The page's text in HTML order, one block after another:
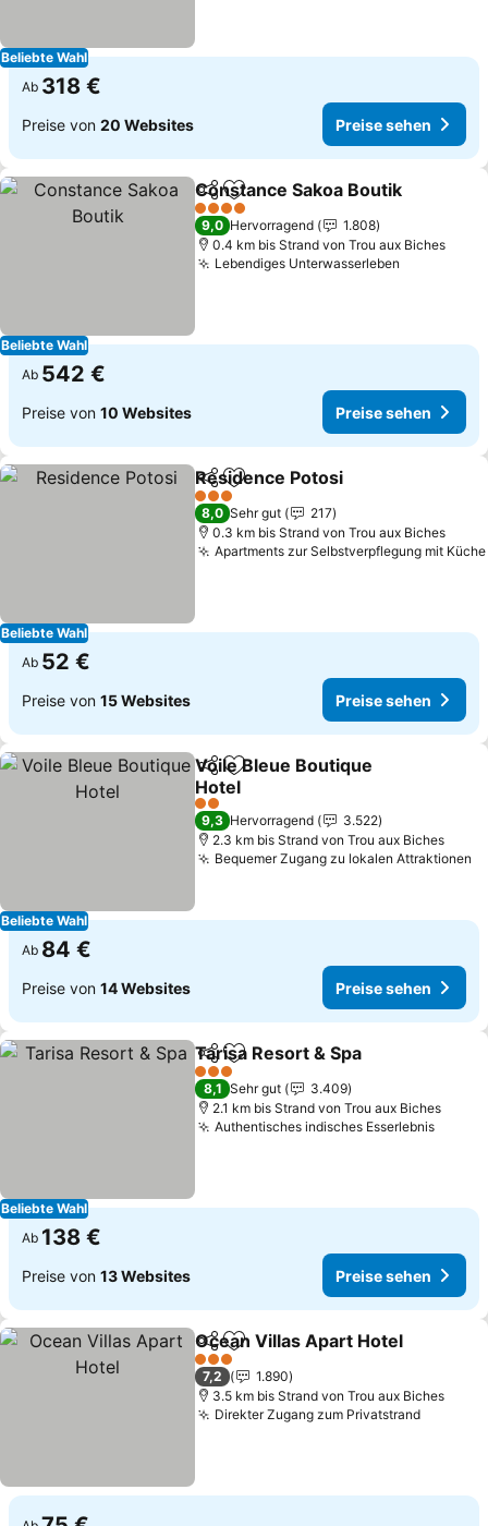
Beliebte Wahl
Ab 318 €
Preise von 20 Websites Preise sehen
Beliebte Wahl
TeilenZu Favoriten hinzufügen
Constance Sakoa Boutik
4 Sterne
9,0 Hervorragend
1.808
0.4 km bis Strand von Trou aux Biches
Lebendiges Unterwasserleben
Ab 542 €
Preise von 10 Websites Preise sehen
Beliebte Wahl
TeilenZu Favoriten hinzufügen
Residence Potosi
3 Sterne
8,0 Sehr gut
217
0.3 km bis Strand von Trou aux Biches
Apartments zur Selbstverpflegung mit Küche
Ab 52 €
Preise von 15 Websites Preise sehen
Beliebte Wahl
TeilenZu Favoriten hinzufügen
Voile Bleue Boutique
Hotel
2 Sterne
9,3 Hervorragend
3.522
2.3 km bis Strand von Trou aux Biches
Bequemer Zugang zu lokalen Attraktionen
Ab 84 €
Preise von 14 Websites Preise sehen
Beliebte Wahl
TeilenZu Favoriten hinzufügen
Tarisa Resort & Spa
3 Sterne
8,1 Sehr gut
3.409
2.1 km bis Strand von Trou aux Biches
Authentisches indisches Esserlebnis
Ab 138 €
Preise von 13 Websites Preise sehen
TeilenZu Favoriten hinzufügen
Ocean Villas Apart Hotel
3 Sterne
7,2
1.890
3.5 km bis Strand von Trou aux Biches
Direkter Zugang zum Privatstrand